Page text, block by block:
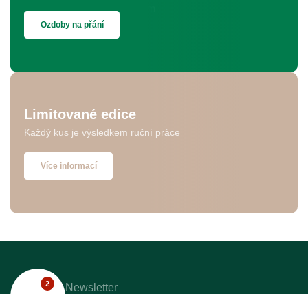
Ozdoby na přání
Limitované edice
Každý kus je výsledkem ruční práce
Více informací
2 Newsletter